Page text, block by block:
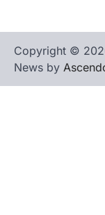
Copyright ©
News by